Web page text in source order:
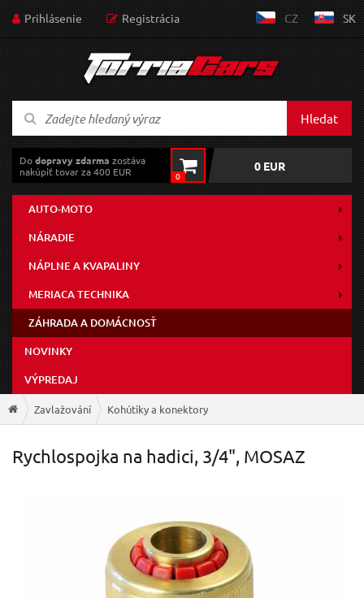
Prihlásenie Registrácia CZ SK
Hledat
Dodopravy zdarma zostáva
nakúpiť tovar za 400 EUR
0
0 EUR
AUTO-MOTO
NÁRADIE
NÁPLNE A KVAPALINY
MERIACA TECHNIKA
ZÁHRADA A DOMÁCNOSŤ
NOVINKY
VÝPREDAJ
Zavlažování Kohútiky a konektory
Rychlospojka na hadici, 3/4", MOSAZ